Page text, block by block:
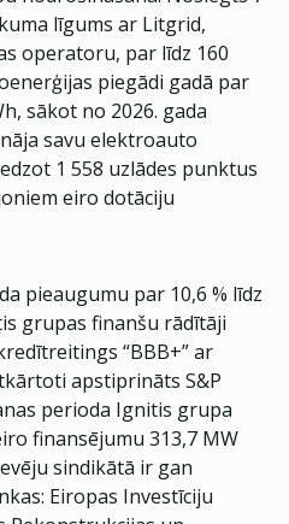
līgums ar Litgrid,
operatoru, par līdz 160
piegādi gadā par
sākot no 2026. gada
savu elektroauto
1 558 uzlādes punktus
eiro dotāciju
pieaugumu par 10,6 % līdz
grupas finanšu rādītāji
“BBB+” ar
apstiprināts S&P
perioda Ignitis grupa
finansējumu 313,7 MW
sindikātā ir gan
Eiropas Investīciju